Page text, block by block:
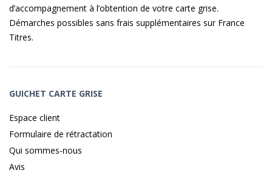
d’accompagnement à l’obtention de votre carte grise.
Démarches possibles sans frais supplémentaires sur France
Titres.
GUICHET CARTE GRISE
Espace client
Formulaire de rétractation
Qui sommes-nous
Avis